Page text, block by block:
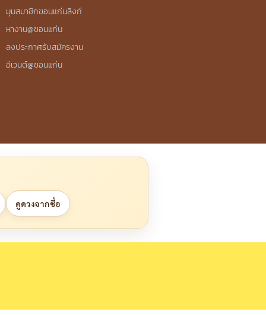
มุมสมาชิกขอนแก่นลิงก์
หางาน@ขอนแก่น
ลงประกาศรับสมัครงาน
อีเวนต์@ขอนแก่น
ดูดวงจากชื่อ